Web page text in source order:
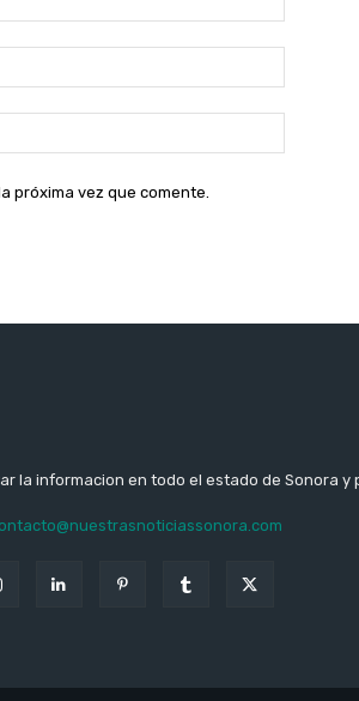
web:
próxima vez que comente.
la informacion en todo el estado de Sonora y